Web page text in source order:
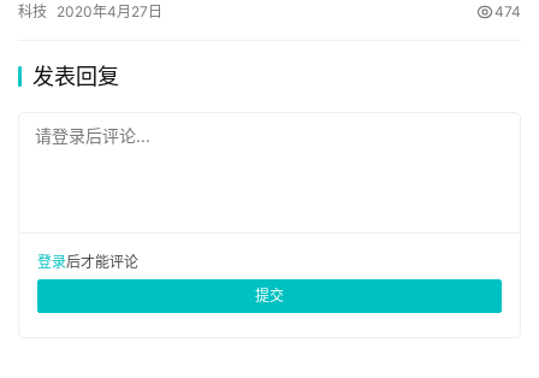
三四月份正是外贸工厂开…
科技 2020年4月27日 474
发表回复
请登录后评论...
登录后才能评论
提交